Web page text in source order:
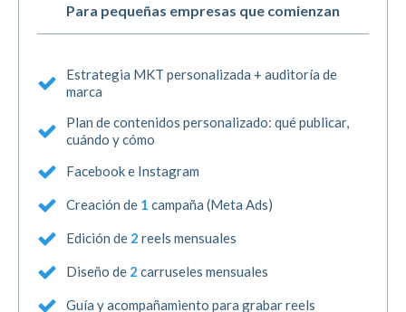
Para pequeñas empresas que comienzan
Estrategia MKT personalizada + auditoría de
marca
Plan de contenidos personalizado: qué publicar,
cuándo y cómo
Facebook e Instagram
Creación de 1 campaña (Meta Ads)
Edición de 2 reels mensuales
Diseño de 2 carruseles mensuales
Guía y acompañamiento para grabar reels